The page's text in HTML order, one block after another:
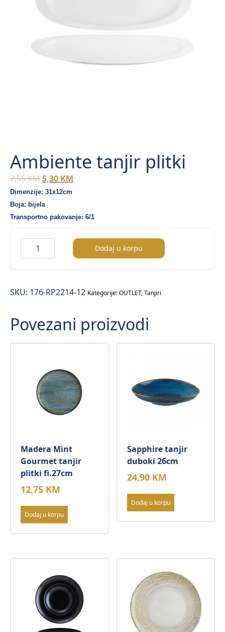
Ambiente tanjir plitki
7,55KMOriginal
price
was:
7,55 KM.
5,30 KM
5,30 KM.
Dimenzije: 31x12cm
Boja: bijela
Transportno pakovanje: 6/1
Ambiente
tanjir
plitki
Dodaj u korpu
SKU: 176-RP2214-12 Kategorije:OUTLET,Tanjiri
Povezani proizvodi
Madera Mint
Gourmet tanjir
plitki fi.27cm
12,75 KM
Dodaj u korpu
Sapphire tanjir
duboki 26cm
24,90 KM
Dodaj u korpu